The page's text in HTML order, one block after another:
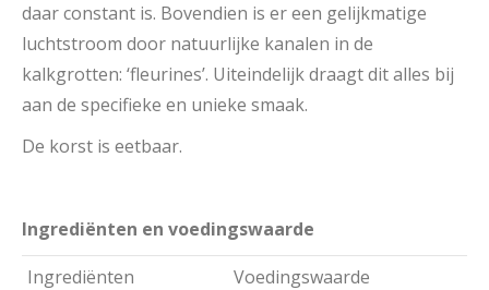
daar constant is. Bovendien is er een gelijkmatige
luchtstroom door natuurlijke kanalen in de
kalkgrotten: ‘fleurines’. Uiteindelijk draagt dit alles bij
aan de specifieke en unieke smaak.
De korst is eetbaar.
Ingrediënten en voedingswaarde
Ingrediënten
Voedingswaarde